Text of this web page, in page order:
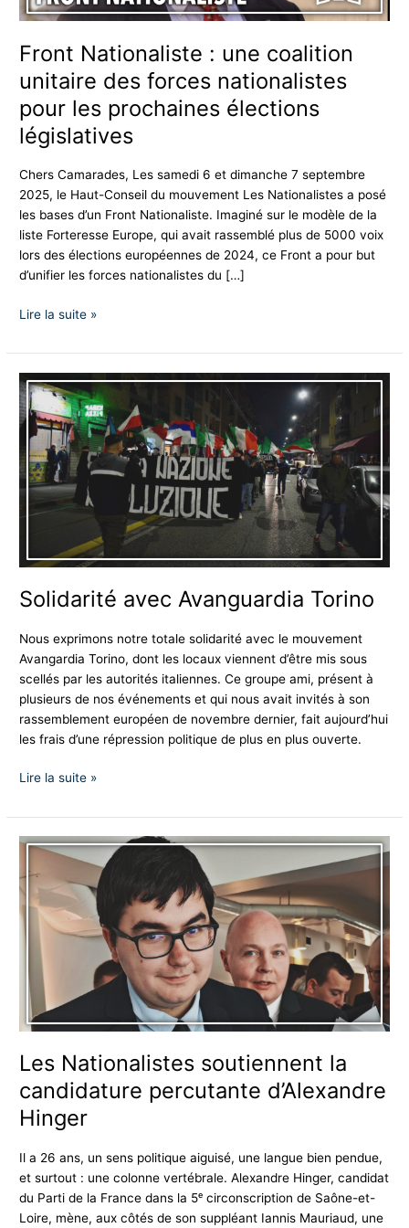
Front Nationaliste : une coalition
unitaire des forces nationalistes
pour les prochaines élections
législatives
Chers Camarades, Les samedi 6 et dimanche 7 septembre
2025, le Haut-Conseil du mouvement Les Nationalistes a posé
les bases d’un Front Nationaliste. Imaginé sur le modèle de la
liste Forteresse Europe, qui avait rassemblé plus de 5000 voix
lors des élections européennes de 2024, ce Front a pour but
d’unifier les forces nationalistes du […]
pour
prochaines
élections
législatives
Lire la suite »
Solidarité avec Avanguardia Torino
Nous exprimons notre totale solidarité avec le mouvement
Avangardia Torino, dont les locaux viennent d’être mis sous
scellés par les autorités italiennes. Ce groupe ami, présent à
plusieurs de nos événements et qui nous avait invités à son
rassemblement européen de novembre dernier, fait aujourd’hui
les frais d’une répression politique de plus en plus ouverte.
Solidarité
avec
Avanguardia
Torino
Lire la suite »
Les Nationalistes soutiennent la
candidature percutante d’Alexandre
Hinger
Il a 26 ans, un sens politique aiguisé, une langue bien pendue,
et surtout : une colonne vertébrale. Alexandre Hinger, candidat
du Parti de la France dans la 5ᵉ circonscription de Saône-et-
Loire, mène, aux côtés de son suppléant Iannis Mauriaud, une
Les
Nationalistes
soutiennent
la
candidature
percutante
d’Alexandre
Hinger